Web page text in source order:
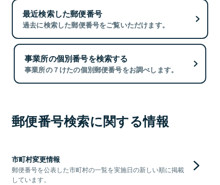
最近検索した郵便番号
過去に検索した郵便番号をご覧いただけます。
事業所の個別番号を検索する
事業所の７けたの個別郵便番号をお調べします。
郵便番号検索に関する情報
市町村変更情報
郵便番号を公表した市町村の一覧を実施日の新しい順に掲載
しています。